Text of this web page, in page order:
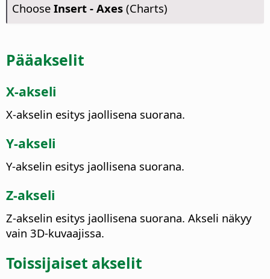
Choose Insert - Axes(Charts)
Pääakselit
X-akseli
X-akselin esitys jaollisena suorana.
Y-akseli
Y-akselin esitys jaollisena suorana.
Z-akseli
Z-akselin esitys jaollisena suorana. Akseli näkyy
vain 3D-kuvaajissa.
Toissijaiset akselit